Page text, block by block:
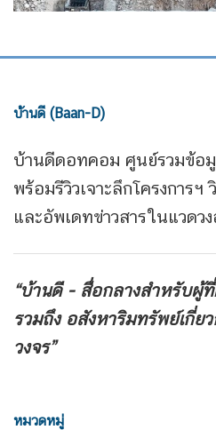
บ้านดี (Baan-D)
บ้านดีดอทคอม ศูนย์รวมข้อ
พร้อมรีวิวเจาะลึกโครงการฯ
และอัพเดทข่าวสารในแวดว
“บ้านดี - สื่อกลางสำหรับผู้
รวมถึง อสังหาริมทรัพย์เกี่ย
วงจร”
หมวดหมู่